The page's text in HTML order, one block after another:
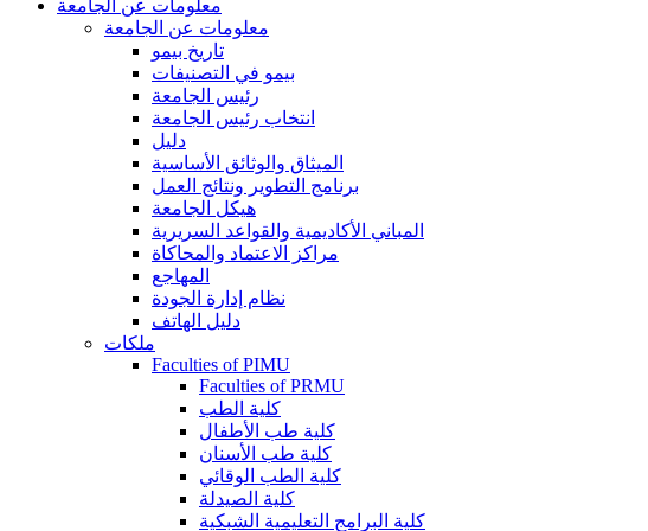
معلومات عن الجامعة
معلومات عن الجامعة
تاريخ بيمو
بيمو في التصنيفات
رئيس الجامعة
انتخاب رئيس الجامعة
دليل
الميثاق والوثائق الأساسية
برنامج التطوير ونتائج العمل
هيكل الجامعة
المباني الأكاديمية والقواعد السريرية
مراكز الاعتماد والمحاكاة
المهاجع
نظام إدارة الجودة
دليل الهاتف
ملكات
Faculties of PIMU
Faculties of PRMU
كلية الطب
كلية طب الأطفال
كلية طب الأسنان
كلية الطب الوقائي
كلية الصيدلة
كلية البرامج التعليمية الشبكية